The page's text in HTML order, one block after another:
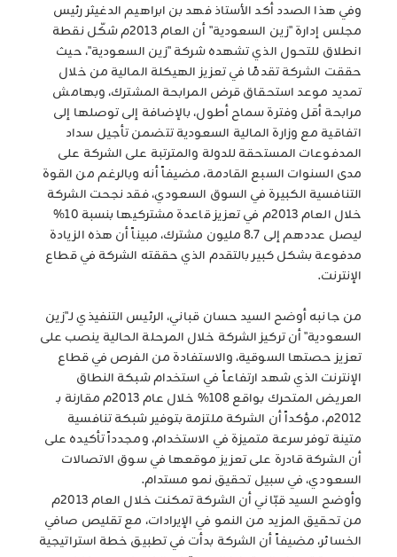
وفي هذا الصدد أكد الأستاذ فهد بن ابراهيم الدغيثر رئيس
مجلس إدارة "زين السعودية" أن العام 2013م شكّل نقطة
انطلاق للتحول الذي تشهده شركة "زين السعودية"، حيث
حققت الشركة تقدمًا في تعزيز الهيكلة المالية من خلال
تمديد موعد استحقاق قرض المرابحة المشترك، وبهامش
مرابحة أقل وفترة سماح أطول، بالإضافة إلى توصلها إلى
اتفاقية مع وزارة المالية السعودية تتضمن تأجيل سداد
المدفوعات المستحقة للدولة والمترتبة على الشركة على
مدى السنوات السبع القادمة، مضيفاً أنه وبالرغم من القوة
التنافسية الكبيرة في السوق السعودي، فقد نجحت الشركة
خلال العام 2013م في تعزيز قاعدة مشتركيها بنسبة 10%
ليصل عددهم إلى 8.7 مليون مشترك، مبيناً أن هذه الزيادة
مدفوعة بشكل كبير بالتقدم الذي حققته الشركة في قطاع
الإنترنت.
من جانبه أوضح السيد حسان قباني، الرئيس التنفيذي لـ"زين
السعودية" أن تركيز الشركة خلال المرحلة الحالية ينصب على
تعزيز حصتها السوقية، والاستفادة من الفرص في قطاع
الإنترنت الذي شهد ارتفاعاً في استخدام شبكة النطاق
العريض المتحرك بواقع 108% خلال عام 2013م مقارنة بـ
2012م، مؤكداً أن الشركة ملتزمة بتوفير شبكة تنافسية
متينة توفر سرعة متميزة في الاستخدام، ومجدداً تأكيده على
أن الشركة قادرة على تعزيز موقعها في سوق الاتصالات
السعودي، في سبيل تحقيق نمو مستدام.
وأوضح السيد قبّاني أن الشركة تمكنت خلال العام 2013م
من تحقيق المزيد من النمو في الإيرادات، مع تقليص صافي
الخسائر، مضيفاً أن الشركة بدأت في تطبيق خطة استراتيجية